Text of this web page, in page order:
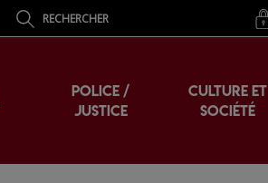
RECHERCHER
POLICE /
JUSTICE
CULTURE ET
SOCIÉTÉ